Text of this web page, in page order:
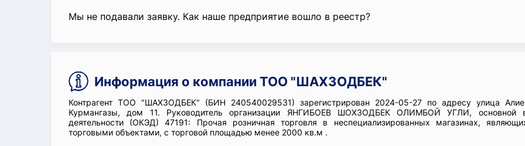
Мы не подавали заявку. Как наше предприятие вошло в реестр?
Информация о компании ТОО "ШАХЗОДБЕК"
Контрагент ТОО "ШАХЗОДБЕК" (БИН 240540029531) зарегистрирован 2024-05-27 по адресу улица
Курмангазы, дом 11. Руководитель организации ЯНГИБОЕВ ШОХЗОДБЕК ОЛИМБОЙ УГЛИ, основной
деятельности (ОКЭД) 47191: Прочая розничная торговля в неспециализированных магазинах,
торговыми объектами, с торговой площадью менее 2000 кв.м .